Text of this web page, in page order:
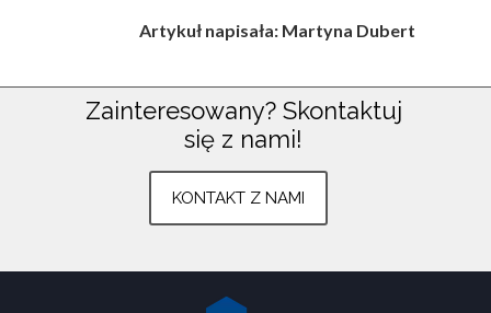
Artykuł napisała: Martyna Dubert
KONTAKT Z NAMI
Zainteresowany? Skontaktuj
się z nami!Znajdź nas na:
Plac Armii Poznań 3